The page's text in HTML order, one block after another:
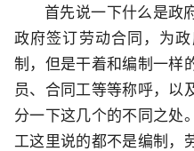
首先说一下什么是政
政府签订劳动合同，为
制，但是干着和编制一样
员、合同工等等称呼，以
分一下这几个的不同之处
工这里说的都不是编制，